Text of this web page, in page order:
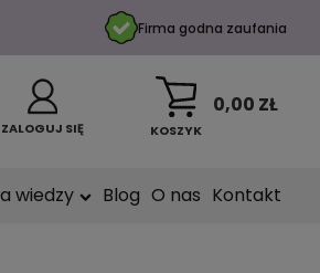
Firma godna zaufania
ZALOGUJ SIĘ KOSZYK
0,00 ZŁ
wiedzy Blog O nas Kontakt